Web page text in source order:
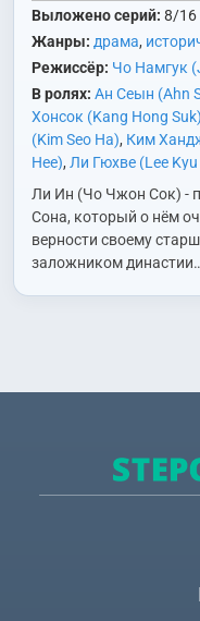
Выложено серий: 8/16
Жанры: драма,
Режиссёр: Чо Намгук
В ролях: Ан Сеын (Ahn
Хонсок (Kang Hong Suk)
(Kim Seo Ha), Ким
Hee), Ли Гюхве (Lee Kyu
Юнхи (Lee Yoon Hee) ,
(Uhm Hyo Sup), Пак
Suk Kwang)
Син Сегён
Sang Eun)
Сон Хёнджу
Nam),Чо Джонсок (Jo
Ли Ин (Чо Чжон Сок) -
Сона, который о нём
верности своему
заложником